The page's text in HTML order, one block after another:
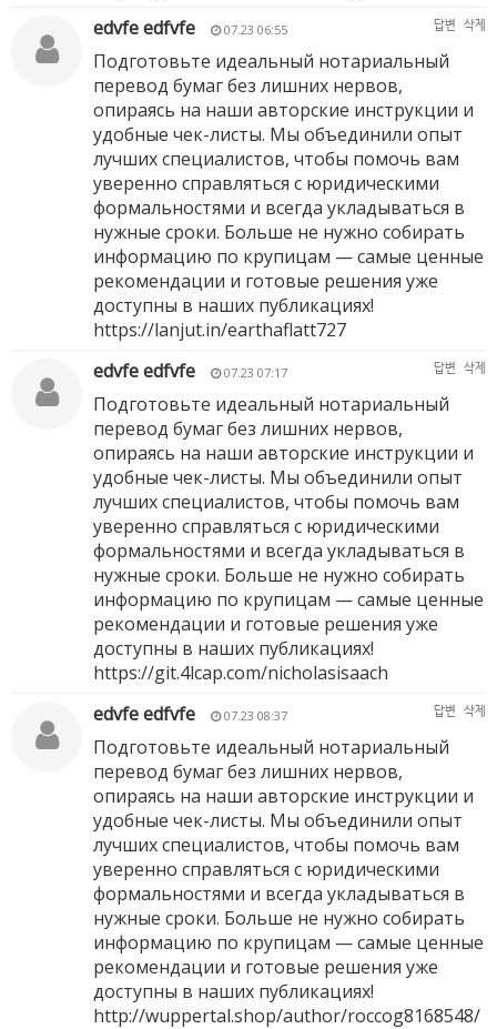
edvfe edfvfe
07.23 06:55 답변 삭제
Подготовьте идеальный нотариальный
перевод бумаг без лишних нервов,
опираясь на наши авторские инструкции и
удобные чек-листы. Мы объединили опыт
лучших специалистов, чтобы помочь вам
уверенно справляться с юридическими
формальностями и всегда укладываться в
нужные сроки. Больше не нужно собирать
информацию по крупицам — самые ценные
рекомендации и готовые решения уже
доступны в наших публикациях!
https://lanjut.in/earthaflatt727
edvfe edfvfe
07.23 07:17 답변 삭제
Подготовьте идеальный нотариальный
перевод бумаг без лишних нервов,
опираясь на наши авторские инструкции и
удобные чек-листы. Мы объединили опыт
лучших специалистов, чтобы помочь вам
уверенно справляться с юридическими
формальностями и всегда укладываться в
нужные сроки. Больше не нужно собирать
информацию по крупицам — самые ценные
рекомендации и готовые решения уже
доступны в наших публикациях!
https://git.4lcap.com/nicholasisaach
edvfe edfvfe
07.23 08:37 답변 삭제
Подготовьте идеальный нотариальный
перевод бумаг без лишних нервов,
опираясь на наши авторские инструкции и
удобные чек-листы. Мы объединили опыт
лучших специалистов, чтобы помочь вам
уверенно справляться с юридическими
формальностями и всегда укладываться в
нужные сроки. Больше не нужно собирать
информацию по крупицам — самые ценные
рекомендации и готовые решения уже
доступны в наших публикациях!
http://wuppertal.shop/author/roccog8168548/